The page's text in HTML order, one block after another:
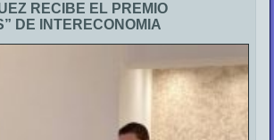
RECIBE EL PREMIO
DE INTERECONOMIA